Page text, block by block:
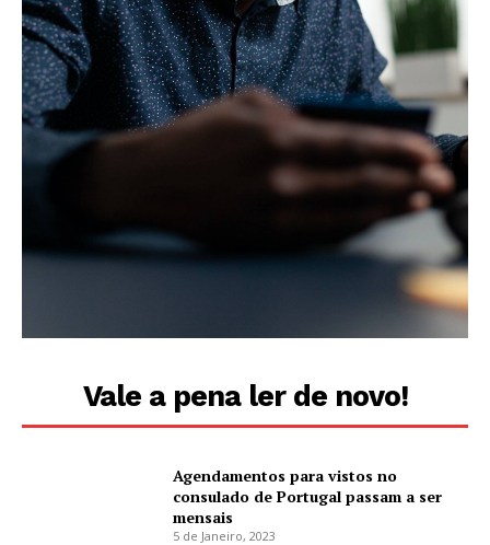
Vale a pena ler de novo!
Agendamentos para vistos no
consulado de Portugal passam a ser
mensais
5 de Janeiro, 2023